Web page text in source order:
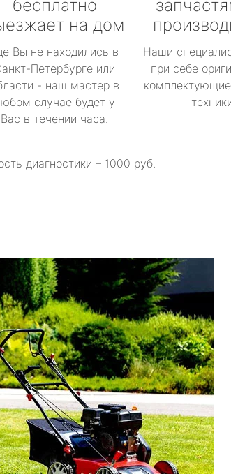
бесплатно
на дом
Вы не находились в
Петербурге или
- наш мастер в
случае будет у
Вас в течении часа.
Наши
при себе
диагностики – 1000 руб.